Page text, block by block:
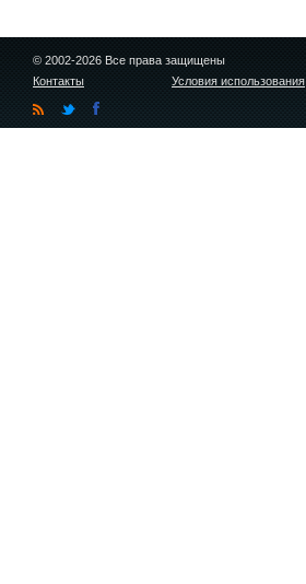
© 2002-2026 Все права защищены
Контакты
Условия использования